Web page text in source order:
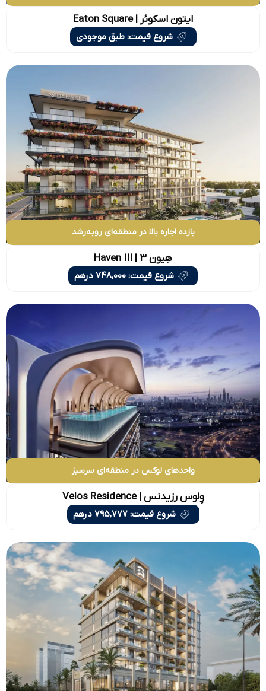
ایتون اسکوئر | Eaton Square
شروع قیمت: طبق موجودی
بازده اجاره بالا در منطقه‌ای روبه‌رشد
هِیون 3 | Haven III
شروع قیمت: 748,000 درهم
واحدهای لوکس در منطقه‌ای سرسبز
وِلوس رزیدنس | Velos Residence
شروع قیمت: 795,777 درهم